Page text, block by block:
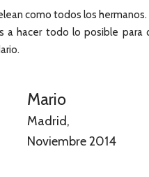
como todos los hermanos.
hacer todo lo posible para
Mario
Madrid,
Noviembre 2014